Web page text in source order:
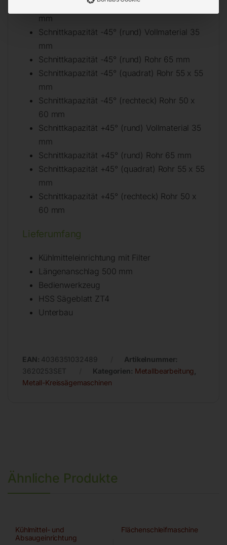
Schnittkapazität 0° (rechteck) Rohr 55 x 95
mm
Schnittkapazität -45° (rund) Vollmaterial 35
mm
Schnittkapazität -45° (rund) Rohr 65 mm
Schnittkapazität -45° (quadrat) Rohr 55 x 55
mm
Schnittkapazität -45° (rechteck) Rohr 50 x
60 mm
Schnittkapazität +45° (rund) Vollmaterial 35
mm
Schnittkapazität +45° (rund) Rohr 65 mm
Schnittkapazität +45° (quadrat) Rohr 55 x 55
mm
Schnittkapazität +45° (rechteck) Rohr 50 x
60 mm
Lieferumfang
Kühlmitteleinrichtung mit Filter
Längenanschlag 500 mm
Bedienwerkzeug
HSS Sägeblatt ZT4
Unterbau
EAN: 4036351032489
Artikelnummer:
3620253SET
Kategorien: Metallbearbeitung
Metall-Kreissägemaschinen
Ähnliche Produkte
Kühlmittel- und
Absaugeinrichtung
Flächenschleifmaschine